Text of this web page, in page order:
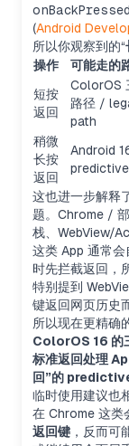
onBackPressed
(Android
所以你观察到的“
操作
可能走的
短按
返回
ColorOS
路径 /
path
稍微
长按
返回
Android
这也进一步解释
题。Chrome /
栈、WebView/
这类 App 通常
时先拦截返回，
特别提到
键返回网页历史
所以现在更精确
ColorOS 16 的
标准返回处理
回”的
临时使用建议也
在 Chrome 这类
返回键 ，反而可